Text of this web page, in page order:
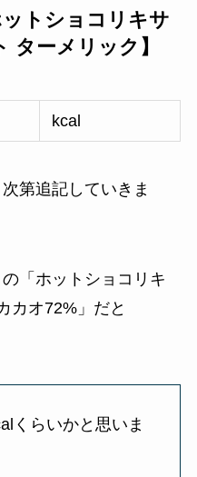
トショコリキサ
ターメリック】
kcal
第追記していきま
「ホットショコリキ
カオ72%」だと
くらいかと思いま